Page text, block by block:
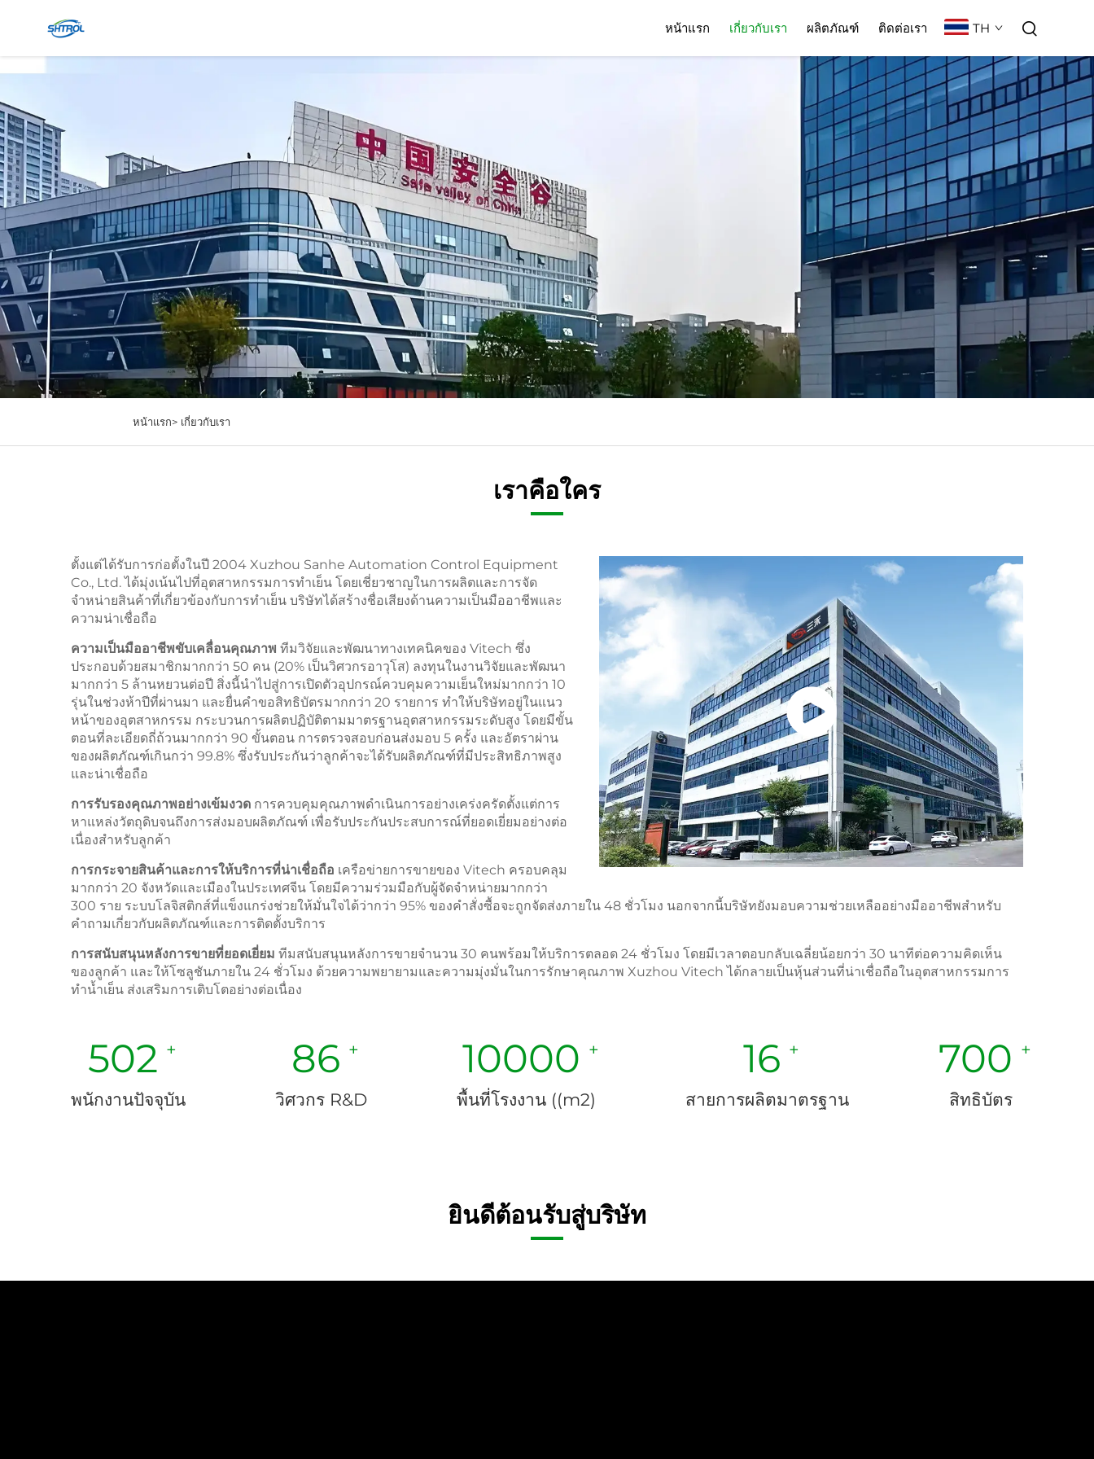
หน้าแรก เกี่ยวกับเรา ผลิตภัณฑ์ ติดต่อเรา TH
หน้าแรก> เกี่ยวกับเรา
เราคือใคร
ตั้งแต่ได้รับการก่อตั้งในปี 2004 Xuzhou Sanhe Automation Control Equipment
Co., Ltd. ได้มุ่งเน้นไปที่อุตสาหกรรมการทำเย็น โดยเชี่ยวชาญในการผลิตและการจัด
จำหน่ายสินค้าที่เกี่ยวข้องกับการทำเย็น บริษัทได้สร้างชื่อเสียงด้านความเป็นมืออาชีพและ
ความน่าเชื่อถือ
ความเป็นมืออาชีพขับเคลื่อนคุณภาพ ทีมวิจัยและพัฒนาทางเทคนิคของ Vitech ซึ่ง
ประกอบด้วยสมาชิกมากกว่า 50 คน (20% เป็นวิศวกรอาวุโส) ลงทุนในงานวิจัยและพัฒนา
มากกว่า 5 ล้านหยวนต่อปี สิ่งนี้นำไปสู่การเปิดตัวอุปกรณ์ควบคุมความเย็นใหม่มากกว่า 10
รุ่นในช่วงห้าปีที่ผ่านมา และยื่นคำขอสิทธิบัตรมากกว่า 20 รายการ ทำให้บริษัทอยู่ในแนว
หน้าของอุตสาหกรรม กระบวนการผลิตปฏิบัติตามมาตรฐานอุตสาหกรรมระดับสูง โดยมีขั้น
ตอนที่ละเอียดถี่ถ้วนมากกว่า 90 ขั้นตอน การตรวจสอบก่อนส่งมอบ 5 ครั้ง และอัตราผ่าน
ของผลิตภัณฑ์เกินกว่า 99.8% ซึ่งรับประกันว่าลูกค้าจะได้รับผลิตภัณฑ์ที่มีประสิทธิภาพสูง
และน่าเชื่อถือ
การรับรองคุณภาพอย่างเข้มงวด การควบคุมคุณภาพดำเนินการอย่างเคร่งครัดตั้งแต่การ
หาแหล่งวัตถุดิบจนถึงการส่งมอบผลิตภัณฑ์ เพื่อรับประกันประสบการณ์ที่ยอดเยี่ยมอย่างต่อ
เนื่องสำหรับลูกค้า
การกระจายสินค้าและการให้บริการที่น่าเชื่อถือ เครือข่ายการขายของ Vitech ครอบคลุม
มากกว่า 20 จังหวัดและเมืองในประเทศจีน โดยมีความร่วมมือกับผู้จัดจำหน่ายมากกว่า
300 ราย ระบบโลจิสติกส์ที่แข็งแกร่งช่วยให้มั่นใจได้ว่ากว่า 95% ของคำสั่งซื้อจะถูกจัดส่งภายใน 48 ชั่วโมง นอกจากนี้บริษัทยังมอบความช่วยเหลืออย่างมืออาชีพสำหรับ
คำถามเกี่ยวกับผลิตภัณฑ์และการติดตั้งบริการ
การสนับสนุนหลังการขายที่ยอดเยี่ยม ทีมสนับสนุนหลังการขายจำนวน 30 คนพร้อมให้บริการตลอด 24 ชั่วโมง โดยมีเวลาตอบกลับเฉลี่ยน้อยกว่า 30 นาทีต่อความคิดเห็น
ของลูกค้า และให้โซลูชันภายใน 24 ชั่วโมง ด้วยความพยายามและความมุ่งมั่นในการรักษาคุณภาพ Xuzhou Vitech ได้กลายเป็นหุ้นส่วนที่น่าเชื่อถือในอุตสาหกรรมการ
ทำน้ำเย็น ส่งเสริมการเติบโตอย่างต่อเนื่อง
502
พนักงานปัจจุบัน
86
วิศวกร R&D
10000
พื้นที่โรงงาน ((m2)
16
สายการผลิตมาตรฐาน
700
สิทธิบัตร
ยินดีต้อนรับสู่บริษัท